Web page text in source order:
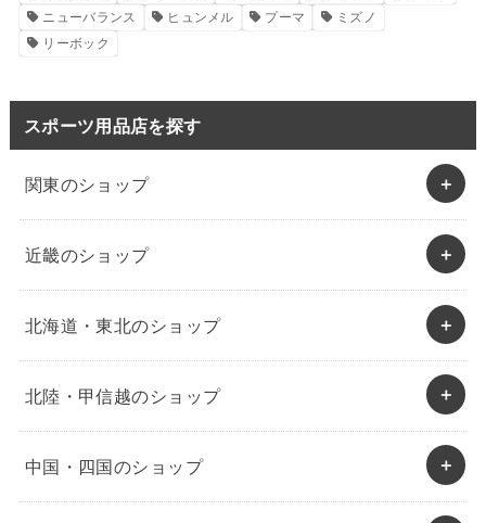
ニューバランス
ヒュンメル プーマ
ミズノ
リーボック
スポーツ用品店を探す
関東のショップ
近畿のショップ
北海道・東北のショップ
北陸・甲信越のショップ
中国・四国のショップ